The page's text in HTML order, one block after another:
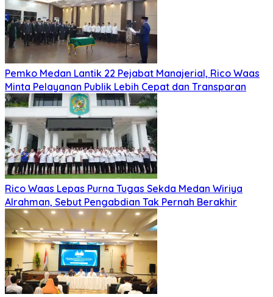
Pemko Medan Lantik 22 Pejabat Manajerial, Rico Waas
Minta Pelayanan Publik Lebih Cepat dan Transparan
Rico Waas Lepas Purna Tugas Sekda Medan Wiriya
Alrahman, Sebut Pengabdian Tak Pernah Berakhir